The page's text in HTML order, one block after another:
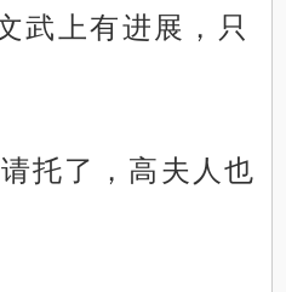
武上有进展，只
托了，高夫人也